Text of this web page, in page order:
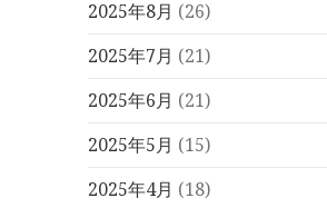
2025年8月 (26)
2025年7月 (21)
2025年6月 (21)
2025年5月 (15)
2025年4月 (18)